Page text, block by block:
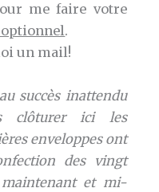
me faire votre
optionnel.
un mail!
succès inattendu
clôturer ici les
enveloppes ont
des vingt
maintenant et mi-